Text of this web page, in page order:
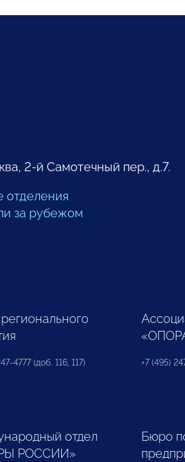
2-й Самотечный пер., д.7.
отделения
за рубежом
4777 (доб. 116, 117) +7 (495)
отдел
РОССИИ»
Бюро